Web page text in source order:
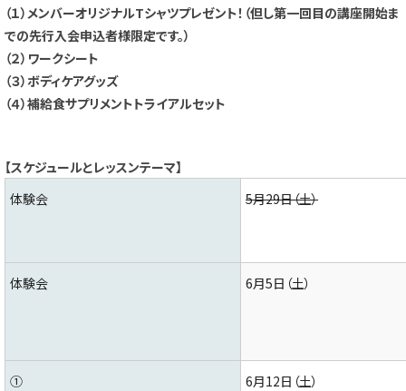
（１）メンバーオリジナルTシャツプレゼント！ （但し第一回目の講座開始ま
での先行入会申込者様限定です。）
（２）ワークシート
（３）ボディケアグッズ
（４）補給食サプリメントトライアルセット
【スケジュールとレッスンテーマ】
体験会
5月29日（土）
体験会 6月5日（土）
① 6月12日（土）